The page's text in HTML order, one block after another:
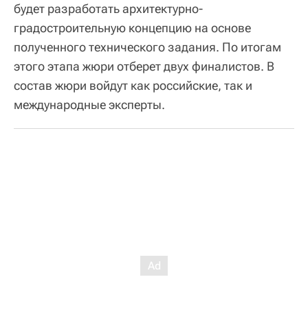
будет разработать архитектурно-
градостроительную концепцию на основе
полученного технического задания. По итогам
этого этапа жюри отберет двух финалистов. В
состав жюри войдут как российские, так и
международные эксперты.